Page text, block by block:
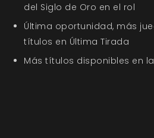
del Siglo de Oro en el rol
Última oportunidad, más
títulos en Última Tirada
Más títulos disponibles en